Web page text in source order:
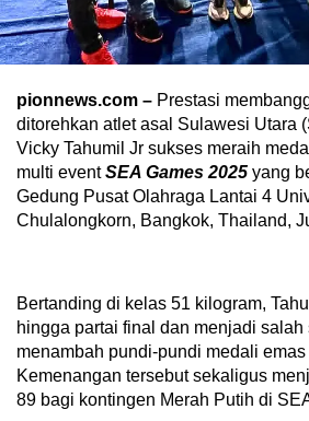
pionnews.com – Prestasi
ditorehkan atlet asal Sulawesi Utara
Vicky Tahumil Jr sukses meraih
multi eventSEA Games 2025 yang
Gedung Pusat Olahraga Lantai 4
Chulalongkorn, Bangkok, Thailand,
Bertanding di kelas 51 kilogram,
hingga partai final dan menjadi salah
menambah pundi-pundi medali
Kemenangan tersebut sekaligus
89 bagi kontingen Merah Putih di